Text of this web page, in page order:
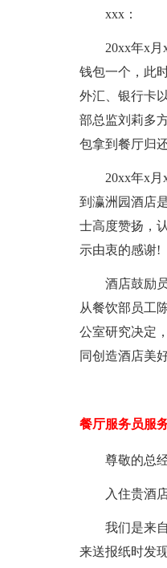
xxx：
20xx年x
钱包一个，此
外汇、银行卡
部总监刘莉多
包拿到餐厅归
20xx年x
到瀛洲园酒店
士高度赞扬，
示由衷的感谢!
酒店鼓励
从餐饮部员工
公室研究决定
同创造酒店美
餐厅服务员服
尊敬的总
入住贵酒
我们是来
来送报纸时发